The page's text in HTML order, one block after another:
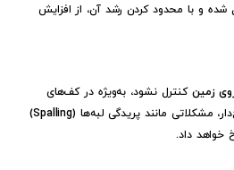
و با محدود کردن رشد آن، از افزایش
زمین کنترل نشود، به‌ویژه در کف‌های
صنعتی در معرض ترافیک چرخ‌دار، مشکلاتی مانند پریدگی لبه‌ها (Spalling)
داد.